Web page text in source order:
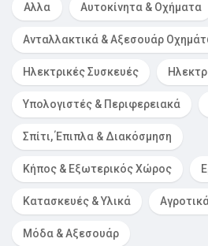
Αλλα Αυτοκίνητα & Οχήματα
Ανταλλακτικά & Αξεσουάρ
Ηλεκτρικές Συσκευές
Υπολογιστές & Περιφερειακά
Σπίτι, Έπιπλα & Διακόσμηση
Κήπος & Εξωτερικός Χώρος
Κατασκευές & Υλικά
Μόδα & Αξεσουάρ